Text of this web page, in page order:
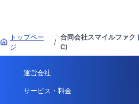
トップペー
ジ
/
合同会社スマイルファ
C)
運営会社
サービス・料金